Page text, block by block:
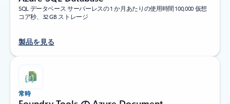
SQL データベース サーバーレスの 1 か月あたりの使用時間 100,000 仮想
コア秒、32 GB ストレージ
製品を見る
常時